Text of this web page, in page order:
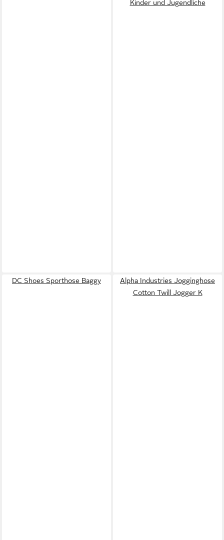
Kinder und Jugendliche
DC Shoes Sporthose Baggy
Alpha Industries Jogginghose
Cotton Twill Jogger K